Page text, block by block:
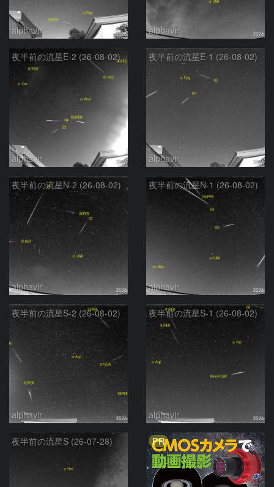
alphavir alphavir
夜半前の流星E-2 (26-08-02)
alphavir
夜半前の流星E-1 (26-08-02)
alphavir
夜半前の流星N-2 (26-08-02)
alphavir
夜半前の流星N-1 (26-08-02)
alphavir
夜半前の流星S-2 (26-08-02)
alphavir
夜半前の流星S-1 (26-08-02)
alphavir
夜半前の流星S (26-07-28) PR